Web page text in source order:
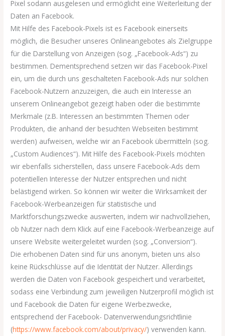
Pixel sodann ausgelesen und ermöglicht eine Weiterleitung der
Daten an Facebook.
Mit Hilfe des Facebook-Pixels ist es Facebook einerseits
möglich, die Besucher unseres Onlineangebotes als Zielgruppe
für die Darstellung von Anzeigen (sog. „Facebook-Ads“) zu
bestimmen. Dementsprechend setzen wir das Facebook-Pixel
ein, um die durch uns geschalteten Facebook-Ads nur solchen
Facebook-Nutzern anzuzeigen, die auch ein Interesse an
unserem Onlineangebot gezeigt haben oder die bestimmte
Merkmale (z.B. Interessen an bestimmten Themen oder
Produkten, die anhand der besuchten Webseiten bestimmt
werden) aufweisen, welche wir an Facebook übermitteln (sog.
„Custom Audiences“). Mit Hilfe des Facebook-Pixels möchten
wir ebenfalls sicherstellen, dass unsere Facebook-Ads dem
potentiellen Interesse der Nutzer entsprechen und nicht
belästigend wirken. So können wir weiter die Wirksamkeit der
Facebook-Werbeanzeigen für statistische und
Marktforschungszwecke auswerten, indem wir nachvollziehen,
ob Nutzer nach dem Klick auf eine Facebook-Werbeanzeige auf
unsere Website weitergeleitet wurden (sog. „Conversion“).
Die erhobenen Daten sind für uns anonym, bieten uns also
keine Rückschlüsse auf die Identität der Nutzer. Allerdings
werden die Daten von Facebook gespeichert und verarbeitet,
sodass eine Verbindung zum jeweiligen Nutzerprofil möglich ist
und Facebook die Daten für eigene Werbezwecke,
entsprechend der Facebook- Datenverwendungsrichtlinie
(https://www.facebook.com/about/privacy/) verwenden kann.